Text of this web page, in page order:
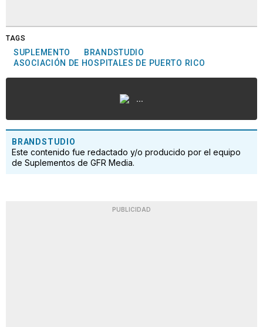
TAGS
SUPLEMENTO
BRANDSTUDIO
ASOCIACIÓN DE HOSPITALES DE PUERTO RICO
...
BRANDSTUDIO
Este contenido fue redactado y/o producido por el equipo
de Suplementos de GFR Media.
PUBLICIDAD